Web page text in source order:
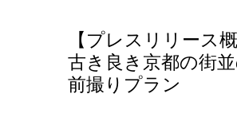
【プレスリリース概
古き良き京都の街
前撮りプラン